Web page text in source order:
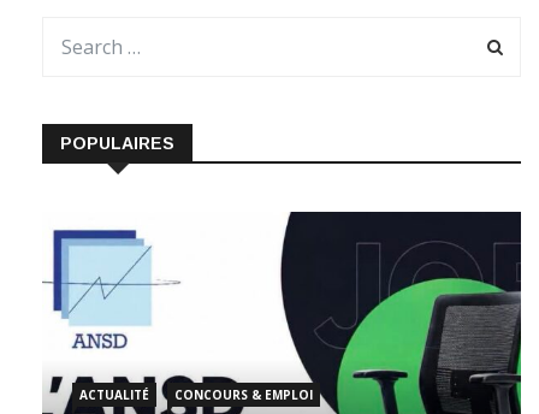
POPULAIRES
ACTUALITÉ CONCOURS & EMPLOI